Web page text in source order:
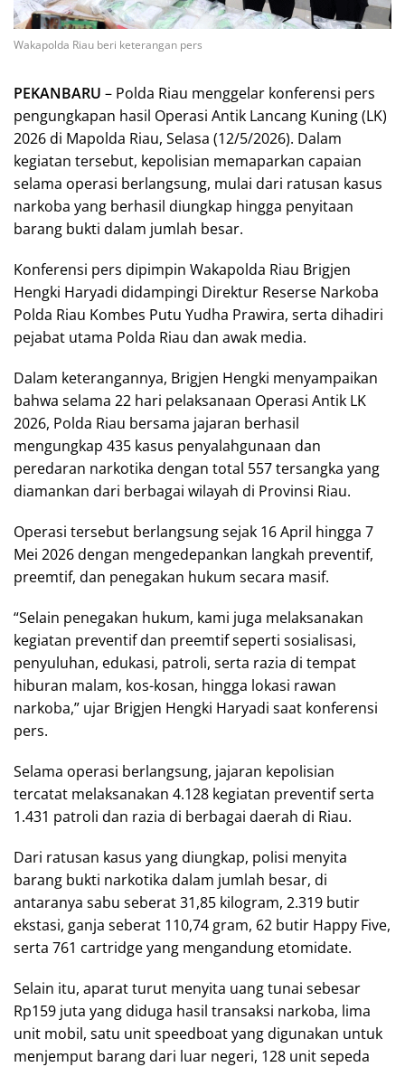
Wakapolda Riau beri keterangan pers
PEKANBARU – Polda Riau menggelar konferensi pers
pengungkapan hasil Operasi Antik Lancang Kuning (LK)
2026 di Mapolda Riau, Selasa (12/5/2026). Dalam
kegiatan tersebut, kepolisian memaparkan capaian
selama operasi berlangsung, mulai dari ratusan kasus
narkoba yang berhasil diungkap hingga penyitaan
barang bukti dalam jumlah besar.
Konferensi pers dipimpin Wakapolda Riau Brigjen
Hengki Haryadi didampingi Direktur Reserse Narkoba
Polda Riau Kombes Putu Yudha Prawira, serta dihadiri
pejabat utama Polda Riau dan awak media.
Dalam keterangannya, Brigjen Hengki menyampaikan
bahwa selama 22 hari pelaksanaan Operasi Antik LK
2026, Polda Riau bersama jajaran berhasil
mengungkap 435 kasus penyalahgunaan dan
peredaran narkotika dengan total 557 tersangka yang
diamankan dari berbagai wilayah di Provinsi Riau.
Operasi tersebut berlangsung sejak 16 April hingga 7
Mei 2026 dengan mengedepankan langkah preventif,
preemtif, dan penegakan hukum secara masif.
“Selain penegakan hukum, kami juga melaksanakan
kegiatan preventif dan preemtif seperti sosialisasi,
penyuluhan, edukasi, patroli, serta razia di tempat
hiburan malam, kos-kosan, hingga lokasi rawan
narkoba,” ujar Brigjen Hengki Haryadi saat konferensi
pers.
Selama operasi berlangsung, jajaran kepolisian
tercatat melaksanakan 4.128 kegiatan preventif serta
1.431 patroli dan razia di berbagai daerah di Riau.
Dari ratusan kasus yang diungkap, polisi menyita
barang bukti narkotika dalam jumlah besar, di
antaranya sabu seberat 31,85 kilogram, 2.319 butir
ekstasi, ganja seberat 110,74 gram, 62 butir Happy Five,
serta 761 cartridge yang mengandung etomidate.
Selain itu, aparat turut menyita uang tunai sebesar
Rp159 juta yang diduga hasil transaksi narkoba, lima
unit mobil, satu unit speedboat yang digunakan untuk
menjemput barang dari luar negeri, 128 unit sepeda